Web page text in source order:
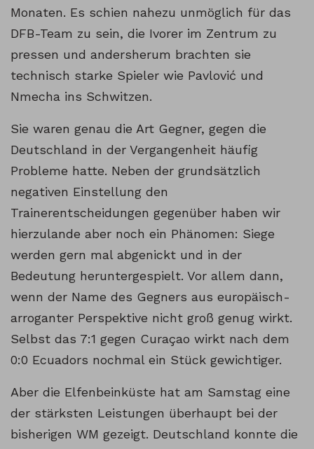
Monaten. Es schien nahezu unmöglich für das
DFB-Team zu sein, die Ivorer im Zentrum zu
pressen und andersherum brachten sie
technisch starke Spieler wie Pavlović und
Nmecha ins Schwitzen.
Sie waren genau die Art Gegner, gegen die
Deutschland in der Vergangenheit häufig
Probleme hatte. Neben der grundsätzlich
negativen Einstellung den
Trainerentscheidungen gegenüber haben wir
hierzulande aber noch ein Phänomen: Siege
werden gern mal abgenickt und in der
Bedeutung heruntergespielt. Vor allem dann,
wenn der Name des Gegners aus europäisch-
arroganter Perspektive nicht groß genug wirkt.
Selbst das 7:1 gegen Curaçao wirkt nach dem
0:0 Ecuadors nochmal ein Stück gewichtiger.
Aber die Elfenbeinküste hat am Samstag eine
der stärksten Leistungen überhaupt bei der
bisherigen WM gezeigt. Deutschland konnte die